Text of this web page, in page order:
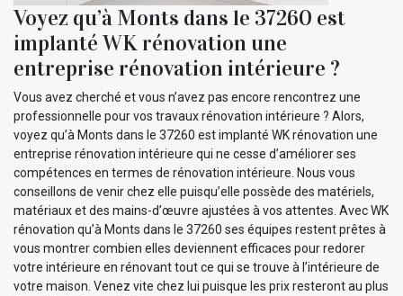
Voyez qu’à Monts dans le 37260 est
implanté WK rénovation une
entreprise rénovation intérieure ?
Vous avez cherché et vous n’avez pas encore rencontrez une
professionnelle pour vos travaux rénovation intérieure ? Alors,
voyez qu’à Monts dans le 37260 est implanté WK rénovation une
entreprise rénovation intérieure qui ne cesse d’améliorer ses
compétences en termes de rénovation intérieure. Nous vous
conseillons de venir chez elle puisqu’elle possède des matériels,
matériaux et des mains-d’œuvre ajustées à vos attentes. Avec WK
rénovation qu’à Monts dans le 37260 ses équipes restent prêtes à
vous montrer combien elles deviennent efficaces pour redorer
votre intérieure en rénovant tout ce qui se trouve à l’intérieure de
votre maison. Venez vite chez lui puisque les prix resteront au plus